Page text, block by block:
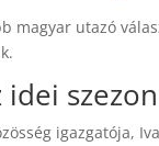
magyar utazó
igazgatója,